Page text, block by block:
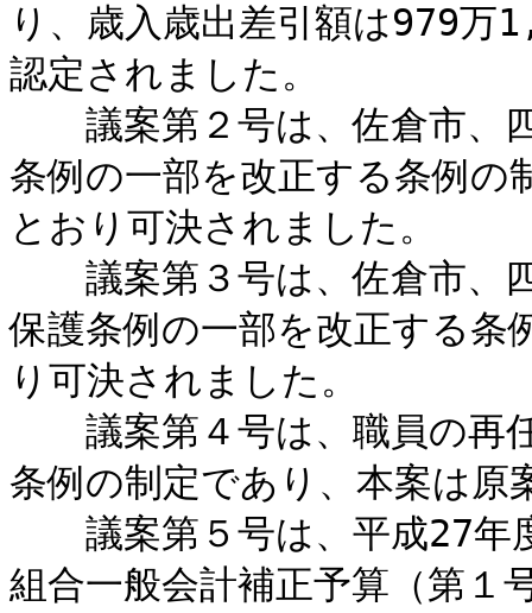
り、歳入歳出差引額は979万
認定されました。
議案第２号は、佐倉市、四
条例の一部を改正する条例の
とおり可決されました。
議案第３号は、佐倉市、四
保護条例の一部を改正する条
り可決されました。
議案第４号は、職員の再
条例の制定であり、本案は
議案第５号は、平成27年
組合一般会計補正予算（第１